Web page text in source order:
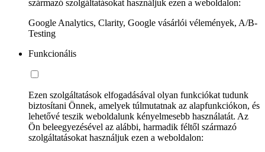
származó szolgáltatásokat használjuk ezen a weboldalon:
Google Analytics, Clarity, Google vásárlói vélemények, A/B-
Testing
Funkcionális
Ezen szolgáltatások elfogadásával olyan funkciókat tudunk
biztosítani Önnek, amelyek túlmutatnak az alapfunkciókon, és
lehetővé teszik weboldalunk kényelmesebb használatát. Az
Ön beleegyezésével az alábbi, harmadik féltől származó
szolgáltatásokat használjuk ezen a weboldalon: